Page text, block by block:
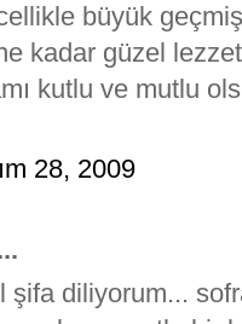
büyük
kadar güzel
kutlu ve mutlu
28, 2009
şifa diliyorum...